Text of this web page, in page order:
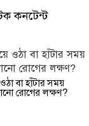
কনটেন্ট
বা হাঁটার সময়
রোগের লক্ষণ?